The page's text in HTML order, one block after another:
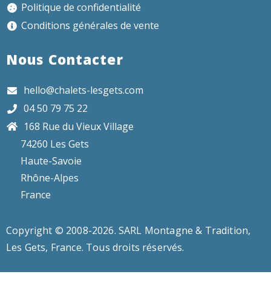
Politique de confidentialité
Conditions générales de vente
Nous Contacter
hello@chalets-lesgets.com
04 50 79 75 22
168 Rue du Vieux Village
74260 Les Gets
Haute-Savoie
Rhône-Alpes
France
Copyright © 2008-2026. SARL Montagne & Tradition,
Les Gets, France. Tous droits réservés.